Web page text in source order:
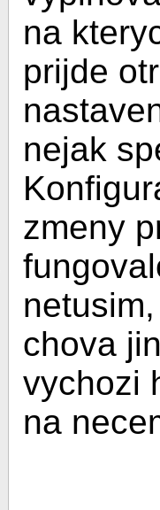
na
prijde
nejak
zmeny
chova
vychozi
na